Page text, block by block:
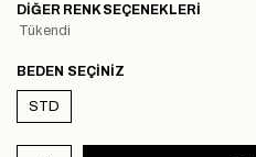
DIĞER RENK SEÇENEKLERI
Tükendi
BEDEN
STD